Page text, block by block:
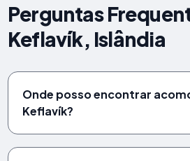
Perguntas
Keflavík, Islândia
Onde posso encontrar
Keflavík?